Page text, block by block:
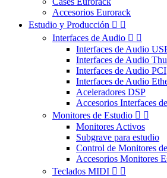
Accesorios Eurorack
Estudio y Producción  
Interfaces de Audio  
Interfaces de Audio
Interfaces de Audio
Interfaces de Audio PCI
Interfaces de Audio
Aceleradores DSP
Accesorios Interfaces
Monitores de Estudio  
Monitores Activos
Subgrave para estudio
Control de Monitores
Accesorios Monitores
Teclados MIDI  